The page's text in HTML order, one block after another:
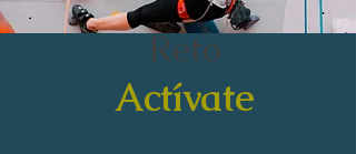
Reto
Actívate